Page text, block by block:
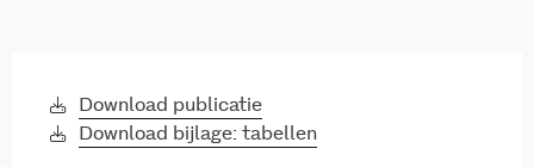
Download publicatie
Download bijlage: tabellen